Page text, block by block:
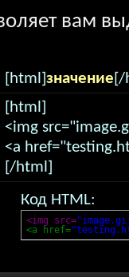
вам
[html]значение[/
[html]
<img
<a
[/html]
Код HTML:
<img src=
<a href=